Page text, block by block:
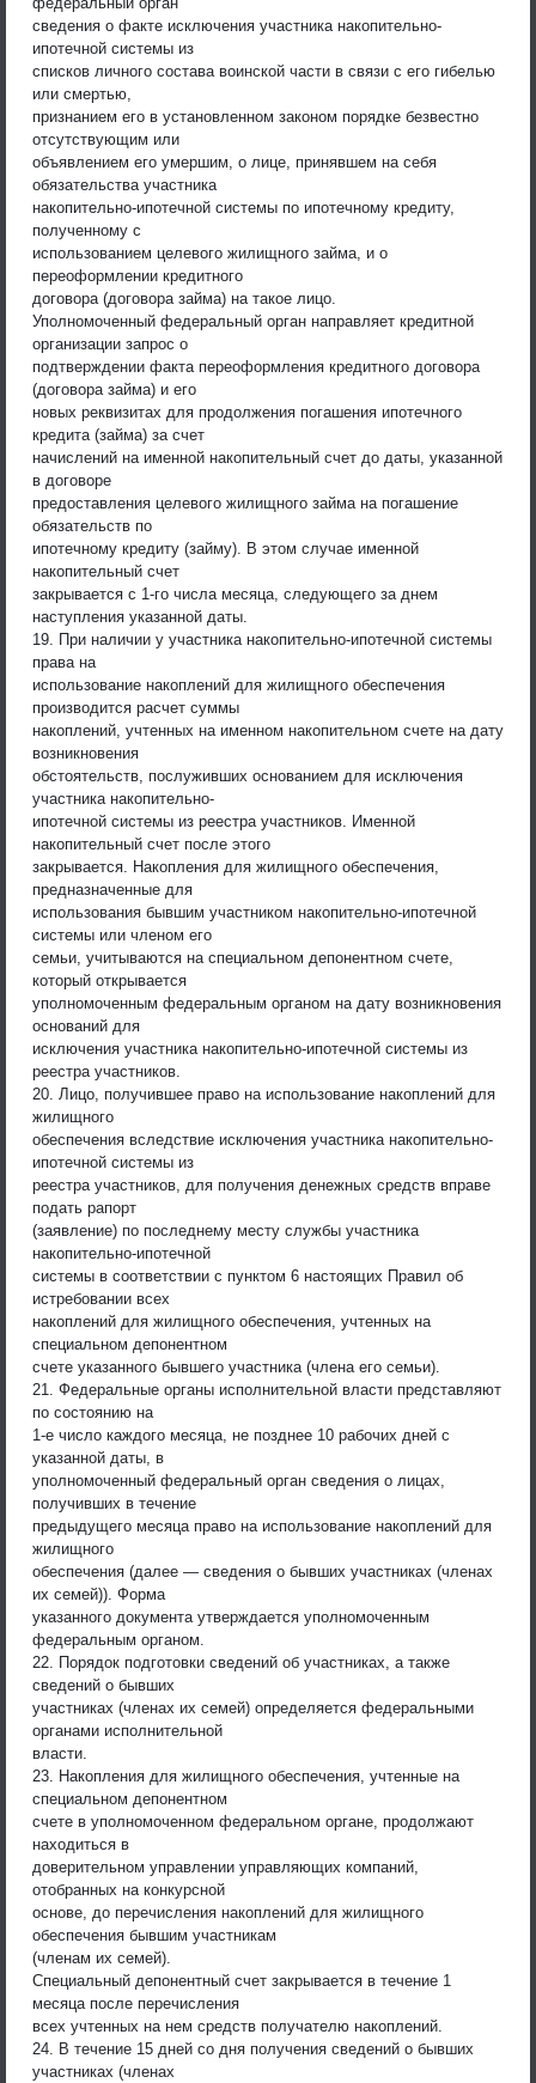
сведения о факте исключения участника накопительно-
ипотечной системы из
списков личного состава воинской части в связи с его гибелью
или смертью,
признанием его в установленном законом порядке безвестно
отсутствующим или
объявлением его умершим, о лице, принявшем на себя
обязательства участника
накопительно-ипотечной системы по ипотечному кредиту,
полученному с
использованием целевого жилищного займа, и о
переоформлении кредитного
договора (договора займа) на такое лицо.
Уполномоченный федеральный орган направляет кредитной
организации запрос о
подтверждении факта переоформления кредитного договора
(договора займа) и его
новых реквизитах для продолжения погашения ипотечного
кредита (займа) за счет
начислений на именной накопительный счет до даты, указанной
в договоре
предоставления целевого жилищного займа на погашение
обязательств по
ипотечному кредиту (займу). В этом случае именной
накопительный счет
закрывается с 1-го числа месяца, следующего за днем
наступления указанной даты.
19. При наличии у участника накопительно-ипотечной системы
права на
использование накоплений для жилищного обеспечения
производится расчет суммы
накоплений, учтенных на именном накопительном счете на дату
возникновения
обстоятельств, послуживших основанием для исключения
участника накопительно-
ипотечной системы из реестра участников. Именной
накопительный счет после этого
закрывается. Накопления для жилищного обеспечения,
предназначенные для
использования бывшим участником накопительно-ипотечной
системы или членом его
семьи, учитываются на специальном депонентном счете,
который открывается
уполномоченным федеральным органом на дату возникновения
оснований для
исключения участника накопительно-ипотечной системы из
реестра участников.
20. Лицо, получившее право на использование накоплений для
жилищного
обеспечения вследствие исключения участника накопительно-
ипотечной системы из
реестра участников, для получения денежных средств вправе
подать рапорт
(заявление) по последнему месту службы участника
накопительно-ипотечной
системы в соответствии с пунктом 6 настоящих Правил об
истребовании всех
накоплений для жилищного обеспечения, учтенных на
специальном депонентном
счете указанного бывшего участника (члена его семьи).
21. Федеральные органы исполнительной власти представляют
по состоянию на
1-е число каждого месяца, не позднее 10 рабочих дней с
указанной даты, в
уполномоченный федеральный орган сведения о лицах,
получивших в течение
предыдущего месяца право на использование накоплений для
жилищного
обеспечения (далее — сведения о бывших участниках (членах
их семей)). Форма
указанного документа утверждается уполномоченным
федеральным органом.
22. Порядок подготовки сведений об участниках, а также
сведений о бывших
участниках (членах их семей) определяется федеральными
органами исполнительной
власти.
23. Накопления для жилищного обеспечения, учтенные на
специальном депонентном
счете в уполномоченном федеральном органе, продолжают
находиться в
доверительном управлении управляющих компаний,
отобранных на конкурсной
основе, до перечисления накоплений для жилищного
обеспечения бывшим участникам
(членам их семей).
Специальный депонентный счет закрывается в течение 1
месяца после перечисления
всех учтенных на нем средств получателю накоплений.
24. В течение 15 дней со дня получения сведений о бывших
участниках (членах